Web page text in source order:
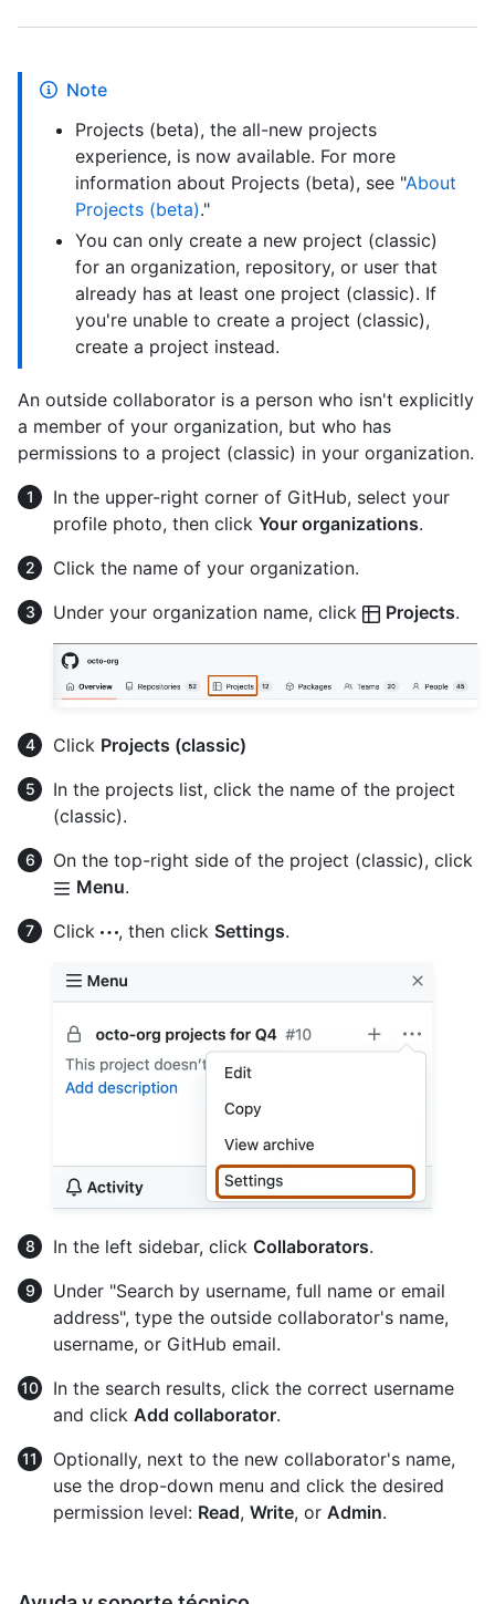
Note
Projects (beta), the all-new projects
experience, is now available. For more
information about Projects (beta), see "About
Projects (beta)."
You can only create a new project (classic)
for an organization, repository, or user that
already has at least one project (classic). If
you're unable to create a project (classic),
create a project instead.
An outside collaborator is a person who isn't explicitly
a member of your organization, but who has
permissions to a project (classic) in your organization.
In the upper-right corner of GitHub, select your
profile photo, then click Your organizations.
Click the name of your organization.
Under your organization name, click
Projects.
Click Projects (classic)
In the projects list, click the name of the project
(classic).
On the top-right side of the project (classic), click
Menu.
Click
, then click Settings.
In the left sidebar, click Collaborators.
Under "Search by username, full name or email
address", type the outside collaborator's name,
username, or GitHub email.
In the search results, click the correct username
and click Add collaborator.
Optionally, next to the new collaborator's name,
use the drop-down menu and click the desired
permission level: Read, Write, or Admin.